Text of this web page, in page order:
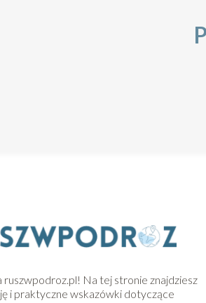
ruszwpodroz.pl! Na tej stronie znajdziesz
i praktyczne wskazówki dotyczące